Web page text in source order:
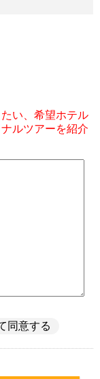
い、希望ホテル
ルツアーを紹介
同意する